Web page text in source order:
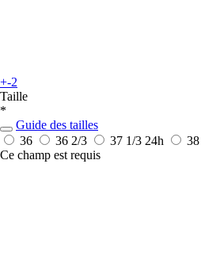
+-2
Taille
*
Guide des tailles
36
36 2/3 37 1/3 24h 38
Ce champ est requis